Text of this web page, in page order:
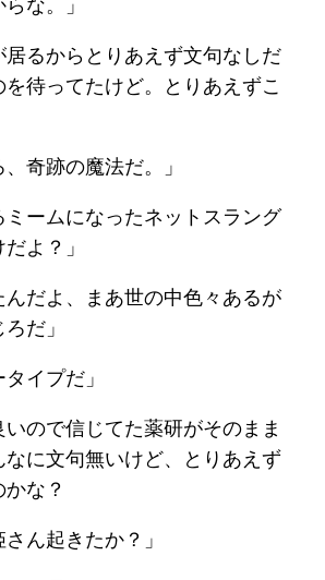
な。」
居るからとりあえず文句なしだ
待ってたけど。とりあえずこ
、奇跡の魔法だ。」
ミームになったネットスラング
よ？」
んだよ、まあ世の中色々あるが
だ」
イプだ」
ので信じてた薬研がそのまま
に文句無いけど、とりあえず
な？
さん起きたか？」